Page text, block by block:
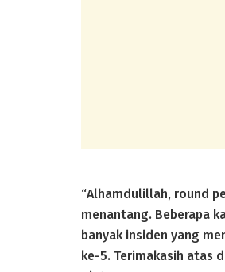
“Alhamdulillah, round
menantang. Beberapa
banyak insiden yang
ke-5. Terimakasih atas